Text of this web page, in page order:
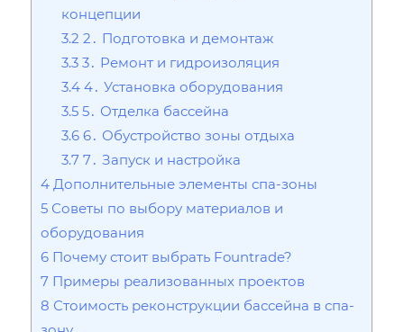
концепции
3.2 2․ Подготовка и демонтаж
3.3 3․ Ремонт и гидроизоляция
3.4 4․ Установка оборудования
3.5 5․ Отделка бассейна
3.6 6․ Обустройство зоны отдыха
3.7 7․ Запуск и настройка
4 Дополнительные элементы спа-зоны
5 Советы по выбору материалов и
оборудования
6 Почему стоит выбрать Fountrade?
7 Примеры реализованных проектов
8 Стоимость реконструкции бассейна в спа-